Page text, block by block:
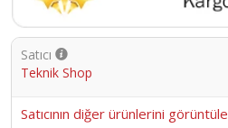
Satıcı
Teknik Shop
Satıcının diğer ürünlerini görüntüle